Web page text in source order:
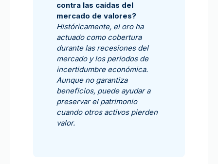
contra las caídas del
mercado de valores?
Históricamente, el oro ha
actuado como cobertura
durante las recesiones del
mercado y los periodos de
incertidumbre económica.
Aunque no garantiza
beneficios, puede ayudar a
preservar el patrimonio
cuando otros activos pierden
valor.